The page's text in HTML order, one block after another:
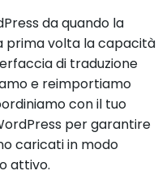
da quando la
prima volta la capacità
di traduzione
e reimportiamo
con il tuo
per garantire
caricati in modo
attivo.